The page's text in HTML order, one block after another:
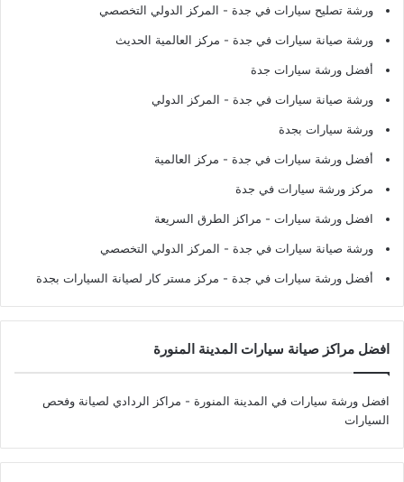
ورشة تصليح سيارات في جدة - المركز الدولي التخصصي
ورشة صيانة سيارات في جدة - مركز العالمية الحديث
أفضل ورشة سيارات جدة
ورشة صيانة سيارات في جدة - المركز الدولي
ورشة سيارات بجدة
أفضل ورشة سيارات في جدة - مركز العالمية
مركز ورشة سيارات في جدة
افضل ورشة سيارات - مراكز الطرق السريعة
ورشة صيانة سيارات في جدة - المركز الدولي التخصصي
أفضل ورشة سيارات في جدة - مركز مستر كار لصيانة السيارات بجدة
افضل مراكز صيانة سيارات المدينة المنورة
افضل ورشة سيارات في المدينة المنورة - مراكز الردادي لصيانة وفحص
السيارات